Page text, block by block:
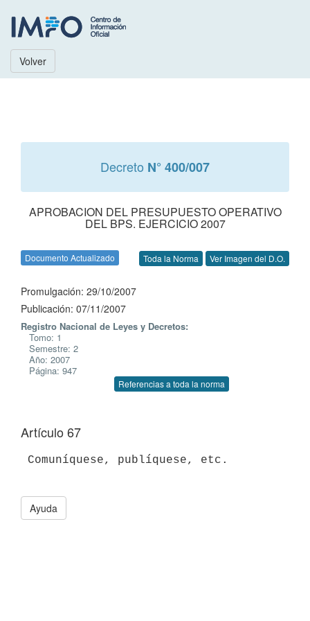
Volver
Decreto N° 400/007
APROBACION DEL PRESUPUESTO OPERATIVO
DEL BPS. EJERCICIO 2007
Documento Actualizado Toda la Norma Ver Imagen del D.O.
Promulgación: 29/10/2007
Publicación: 07/11/2007
Registro Nacional de Leyes y Decretos:
Tomo: 1
Semestre: 2
Año: 2007
Página: 947
Referencias a toda la norma
Artículo 67
Ayuda